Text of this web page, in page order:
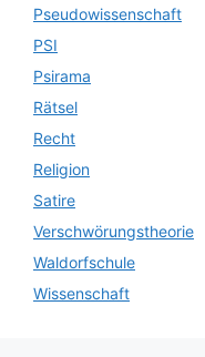
Pseudowissenschaft
PSI
Psirama
Rätsel
Recht
Religion
Satire
Verschwörungstheorie
Waldorfschule
Wissenschaft